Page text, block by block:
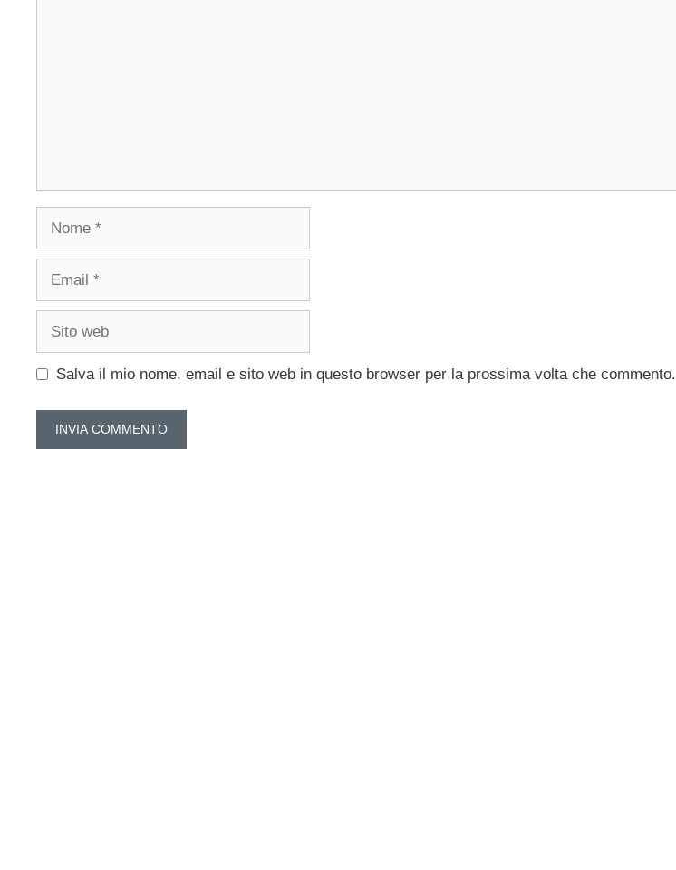
Nome
Email
Sito
Salva il mio nome, email e sito web in questo browser per la prossima volta che commento.